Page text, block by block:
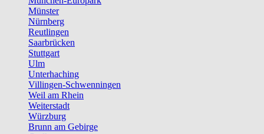
Münster
Nürnberg
Reutlingen
Saarbrücken
Stuttgart
Ulm
Unterhaching
Villingen-Schwenningen
Weil am Rhein
Weiterstadt
Würzburg
Brunn am Gebirge